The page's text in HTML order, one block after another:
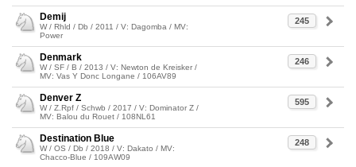
245
Demij
W / Rhld / Db / 2011 / V: Dagomba / MV:
Power
246
Denmark
W / SF / B / 2013 / V: Newton de Kreisker /
MV: Vas Y Donc Longane / 106AV89
595
Denver Z
W / Z.Rpf / Schwb / 2017 / V: Dominator Z /
MV: Balou du Rouet / 108NL61
248
Destination Blue
W / OS / Db / 2018 / V: Dakato / MV:
Chacco-Blue / 109AW09